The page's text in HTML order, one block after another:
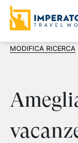
MODIFICA RICERCA